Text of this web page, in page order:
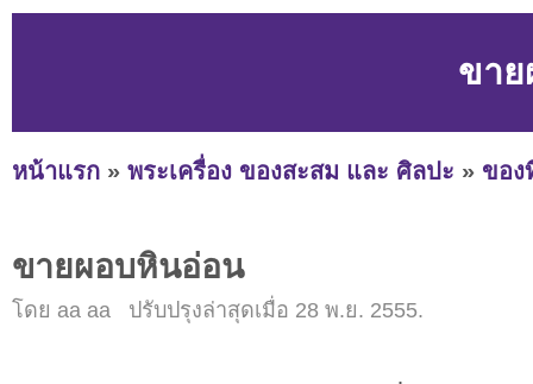
ขา
หน้าแรก » พระเครื่อง ของสะสม และ ศิลปะ » ของ
ขายผอบหินอ่อน
โดย aa aa ปรับปรุงล่าสุดเมื่อ 28 พ.ย. 2555.